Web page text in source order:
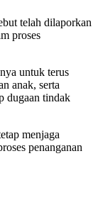
telah dilaporkan
proses
untuk terus
anak, serta
dugaan tindak
menjaga
penanganan